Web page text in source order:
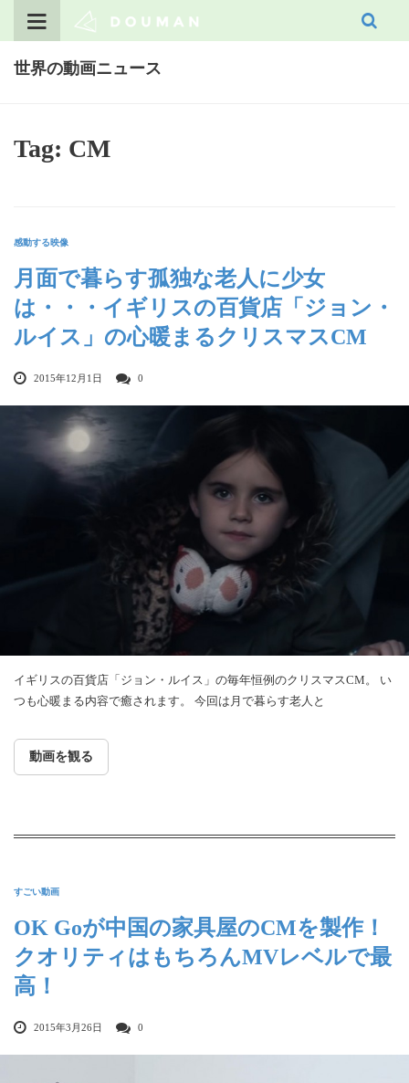
世界の動画ニュース
Tag: CM
感動する映像
月面で暮らす孤独な老人に少女
は・・・イギリスの百貨店「ジョン・
ルイス」の心暖まるクリスマスCM
2015年12月1日 0
イギリスの百貨店「ジョン・ルイス」の毎年恒例のクリスマスCM。 い
つも心暖まる内容で癒されます。 今回は月で暮らす老人と
動画を観る
すごい動画
OK Goが中国の家具屋のCMを製作！
クオリティはもちろんMVレベルで最
高！
2015年3月26日 0